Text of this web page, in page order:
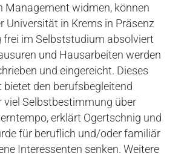
Management widmen, können
Universität in Krems in Präsenz
frei im Selbststudium absolviert
und Hausarbeiten werden
und eingereicht. Dieses
bietet den berufsbegleitend
viel Selbstbestimmung über
erklärt Ogertschnig und
für beruflich und/oder familiär
Interessenten senken. Weitere